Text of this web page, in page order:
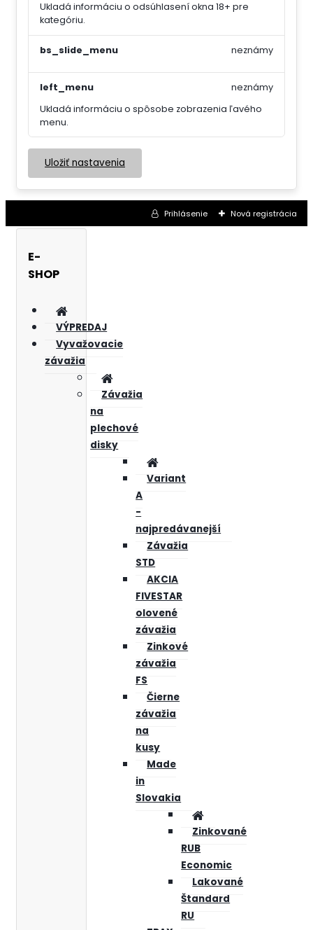
Ukladá informáciu o odsúhlasení okna 18+ pre
kategóriu.
bs_slide_menu neznámy
left_menu
Ukladá informáciu o spôsobe zobrazenia ľavého
menu.
neznámy
Uložiť nastavenia
Prihlásenie Nová registrácia
E-
SHOP
VÝPREDAJ
Vyvažovacie
závažia
Závažia
na
plechové
disky
Variant
A
-
najpredávanejší
Závažia
STD
AKCIA
FIVESTAR
olovené
závažia
Zinkové
závažia
FS
Čierne
závažia
na
kusy
Made
in
Slovakia
Zinkované
RUB
Economic
Lakované
Štandard
RU